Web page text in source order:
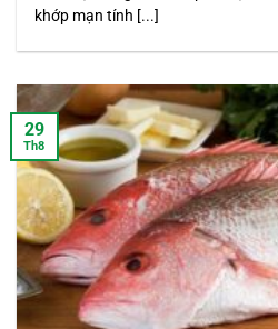
khớp mạn tính [...]
29
Th8